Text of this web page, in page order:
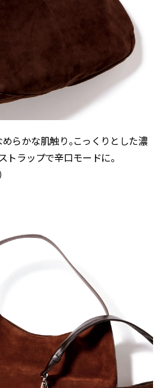
らかな肌触り。こっくりとした濃
トラップで辛口モードに。